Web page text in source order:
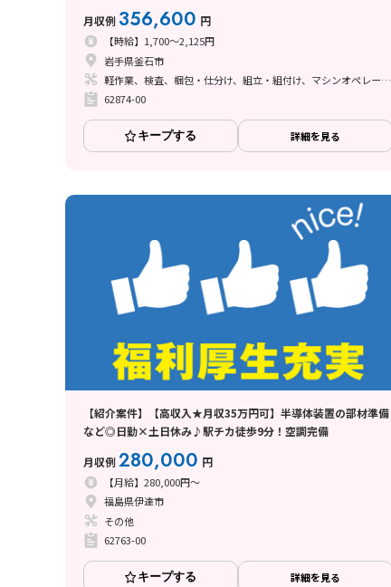
月収例 356,600 円
【時給】1,700～2,125円
岩手県釜石市
軽作業、検査、梱包・仕分け、組立・組付け、マシンオペレーター、立ち作業
62874-00
キープする 詳細を見る
【紹介案件】【高収入★月収35万円可】半導体装置の部材準備
など◎日勤×土日休み♪駅チカ徒歩9分！空調完備
月収例280,000 円
【月給】280,000円～
福島県伊達市
その他
62763-00
キープする 詳細を見る